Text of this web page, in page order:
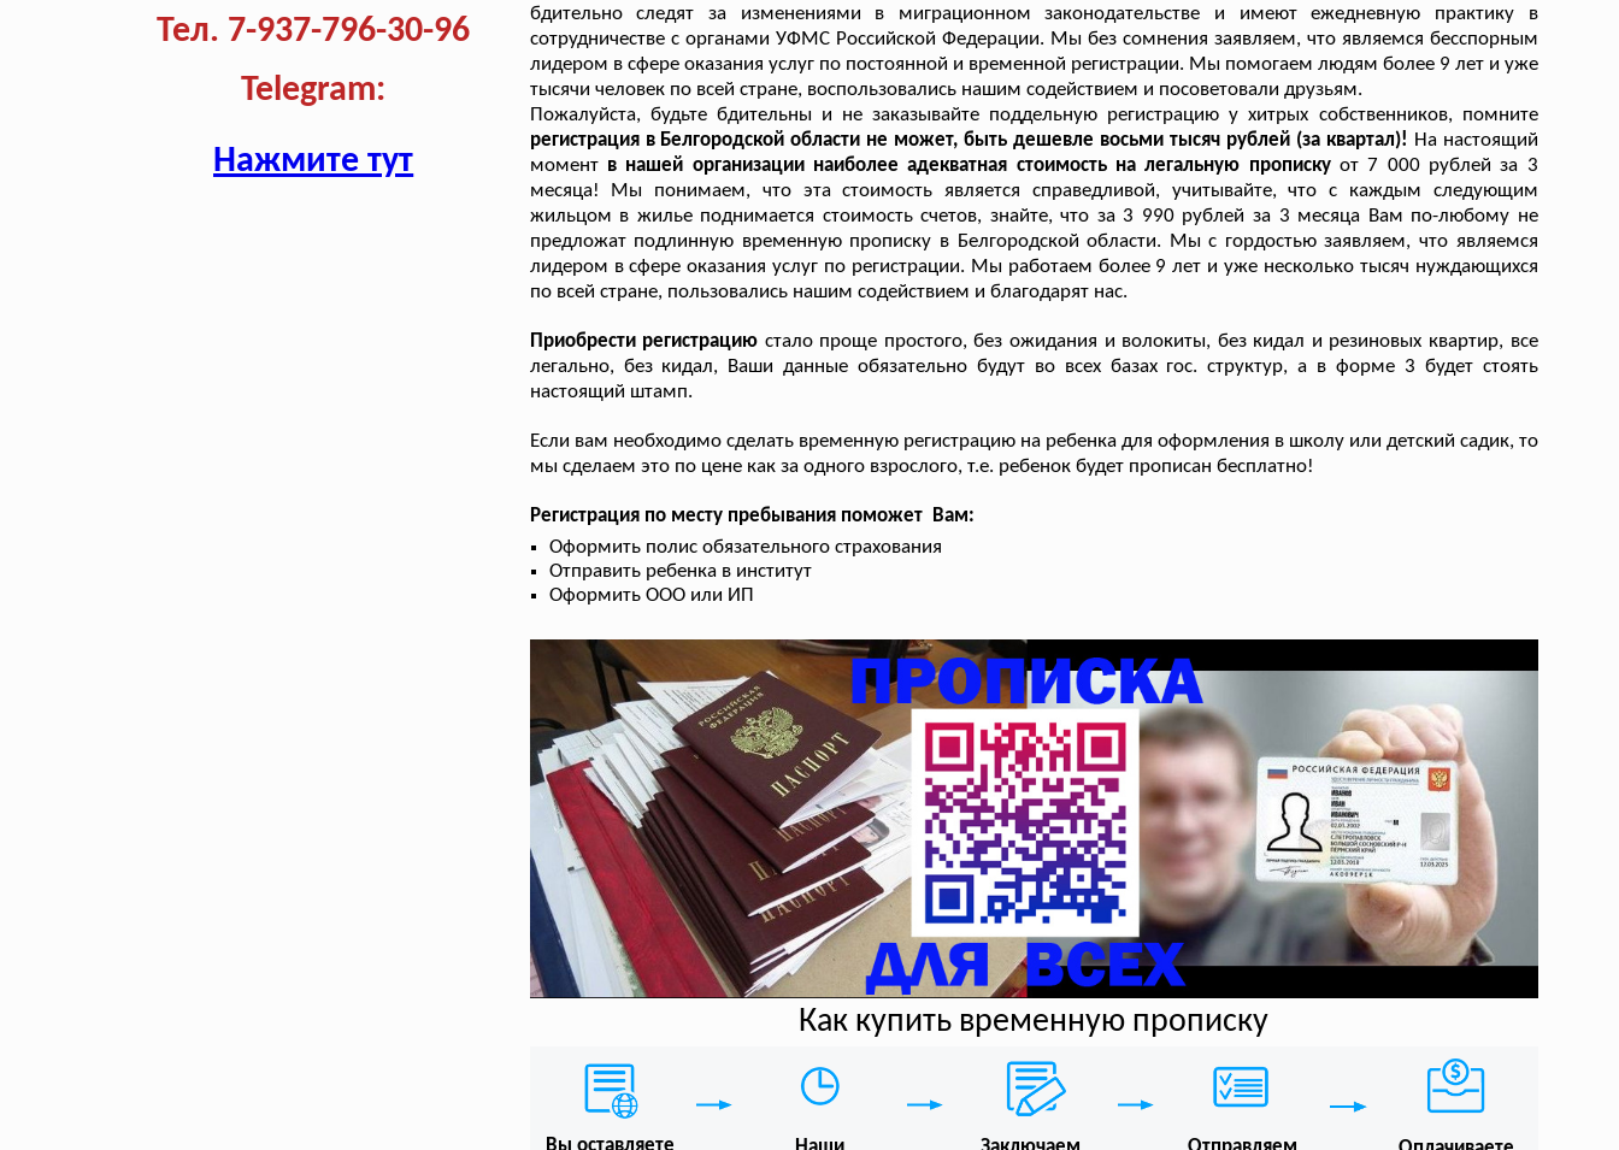
Тел. 7-937-796-30-96
Telegram:
Нажмите тут
бдительно следят за изменениями в миграционном законодательстве и имеют ежедневную практику в
сотрудничестве с органами УФМС Российской Федерации. Мы без сомнения заявляем, что являемся бесспорным
лидером в сфере оказания услуг по постоянной и временной регистрации. Мы помогаем людям более 9 лет и уже
тысячи человек по всей стране, воспользовались нашим содействием и посоветовали друзьям.
Пожалуйста, будьте бдительны и не заказывайте поддельную регистрацию у хитрых собственников, помните
регистрация в Белгородской области не может, быть дешевле восьми тысяч рублей (за квартал)! На настоящий
моментв нашей организации наиболее адекватная стоимость на легальную прописку от 7 000 рублей за 3
месяца! Мы понимаем, что эта стоимость является справедливой, учитывайте, что с каждым следующим
жильцом в жилье поднимается стоимость счетов, знайте, что за 3 990 рублей за 3 месяца Вам по-любому не
предложат подлинную временную прописку в Белгородской области. Мы с гордостью заявляем, что являемся
лидером в сфере оказания услуг по регистрации. Мы работаем более 9 лет и уже несколько тысяч нуждающихся
по всей стране, пользовались нашим содействием и благодарят нас.
Приобрести регистрацию стало проще простого, без ожидания и волокиты, без кидал и резиновых квартир, все
легально, без кидал, Ваши данные обязательно будут во всех базах гос. структур, а в форме 3 будет стоять
настоящий штамп.
Если вам необходимо сделать временную регистрацию на ребенка для оформления в школу или детский садик, то
мы сделаем это по цене как за одного взрослого, т.е. ребенок будет прописан бесплатно!
Регистрация по месту пребывания поможет Вам:
Оформить полис обязательного страхования
Отправить ребенка в институт
Оформить ООО или ИП
Как купить временную прописку
Вы оставляете